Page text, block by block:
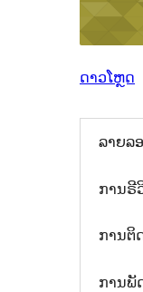
ດາວໂຫຼດ
ລາຍລ
ການຣີ
ການຕິ
ການພັ